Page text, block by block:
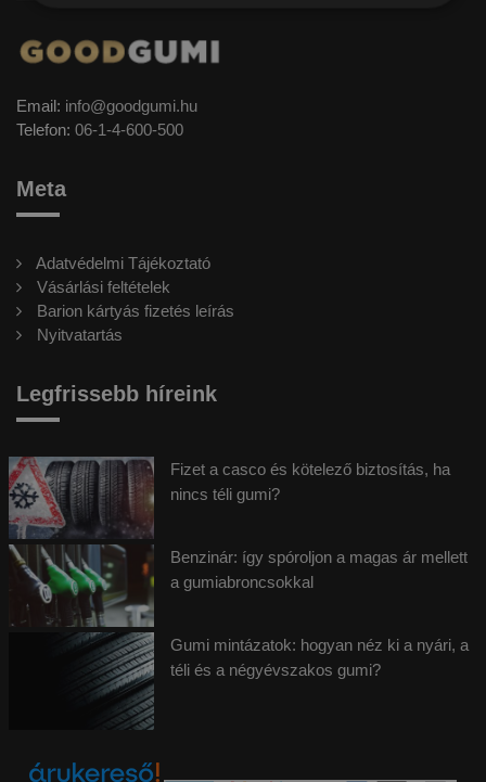
Email: info@goodgumi.hu
Telefon: 06-1-4-600-500
Meta
Adatvédelmi Tájékoztató
Vásárlási feltételek
Barion kártyás fizetés leírás
Nyitvatartás
Legfrissebb híreink
Fizet a casco és kötelező biztosítás, ha
nincs téli gumi?
Benzinár: így spóroljon a magas ár mellett
a gumiabroncsokkal
Gumi mintázatok: hogyan néz ki a nyári, a
téli és a négyévszakos gumi?